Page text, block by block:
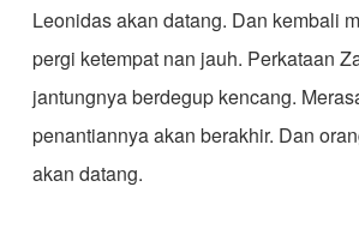
Leonidas akan datang. Dan kembali
pergi ketempat nan jauh. Perkataan
jantungnya berdegup kencang.
penantiannya akan berakhir. Dan
akan datang.